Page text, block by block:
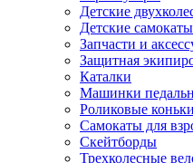
Детские
Детские
Запчасти и
Защитная
Каталки
Машинки
Роликовые коньки
Самокаты для
Скейтборды
Трехколесные